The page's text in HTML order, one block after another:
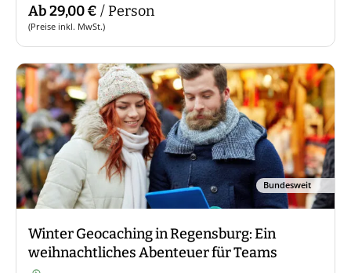
Ab 29,00 € / Person
(Preise inkl. MwSt.)
Bundesweit
Winter Geocaching in Regensburg: Ein
weihnachtliches Abenteuer für Teams